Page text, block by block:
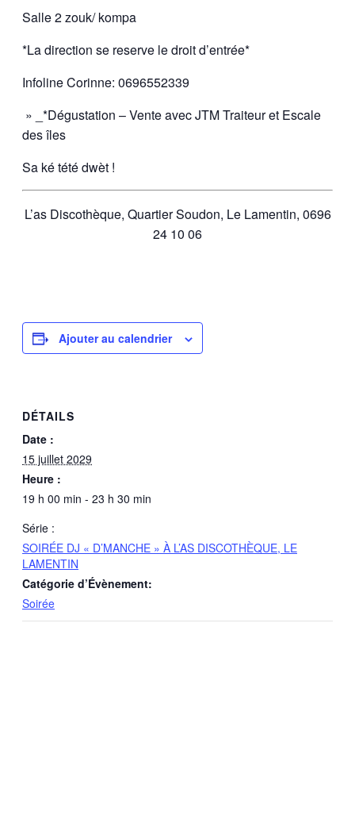
Salle 2 zouk/ kompa
*La direction se reserve le droit d’entrée*
Infoline Corinne: 0696552339
» _*Dégustation – Vente avec JTM Traiteur et Escale
des îles
Sa ké tété dwèt !
L’as Discothèque, Quartier Soudon, Le Lamentin, 0696
24 10 06
Ajouter au calendrier
DÉTAILS
Date :
15 juillet 2029
Heure :
19 h 00 min - 23 h 30 min
Série :
SOIRÉE DJ « D’MANCHE » À L’AS DISCOTHÈQUE, LE
LAMENTIN
Catégorie d’Évènement:
Soirée